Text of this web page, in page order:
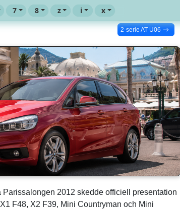
7 8 z i
x
2-serie AT U06
Parissalongen 2012 skedde officiell presentation
F48, X2 F39, Mini Countryman och Mini